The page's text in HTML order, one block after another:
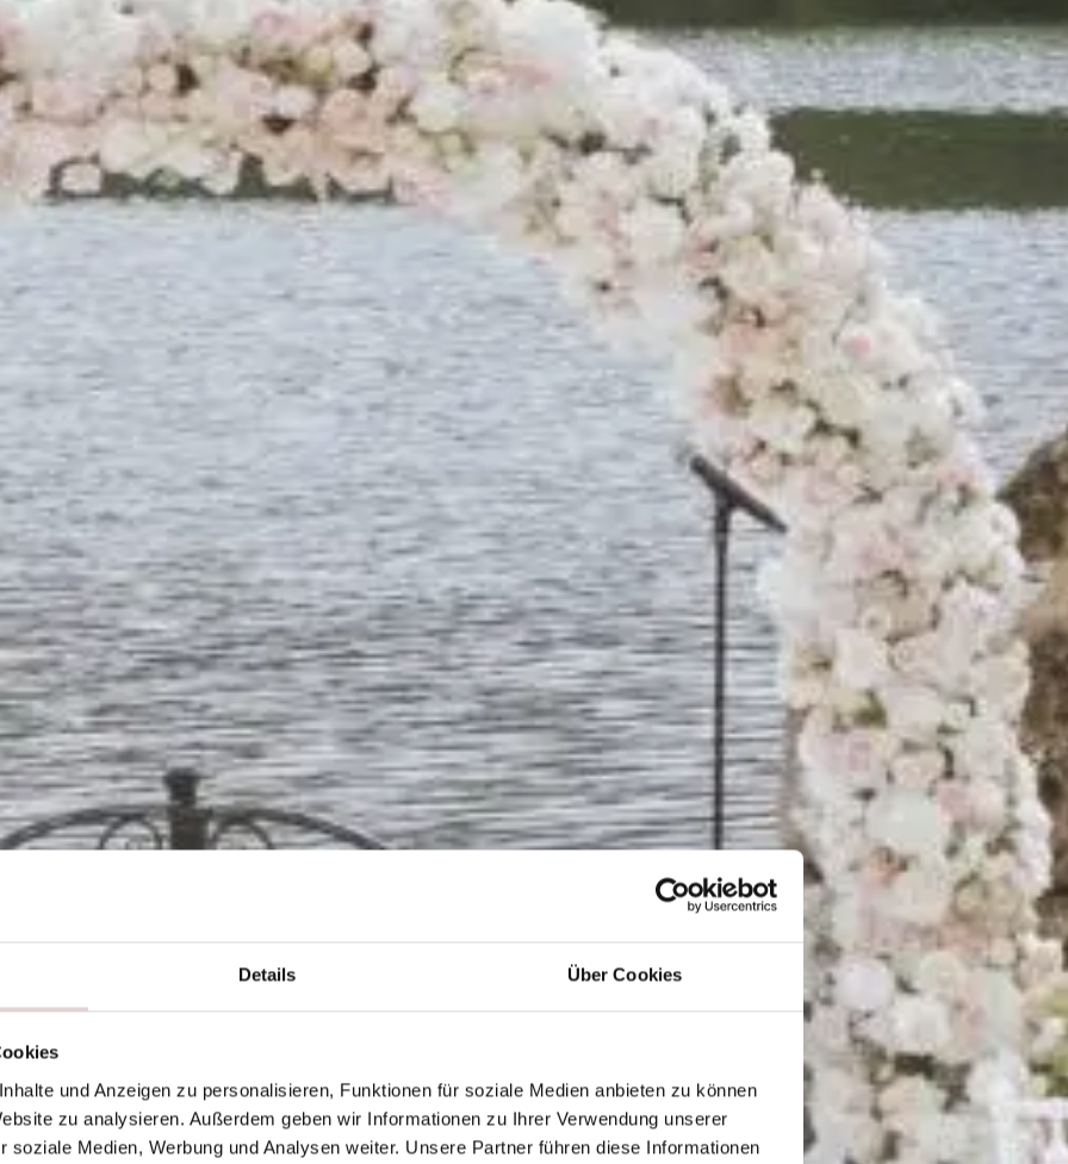
Details Über Cookies
und Anzeigen zu personalisieren, Funktionen für soziale Medien anbieten zu können
zu analysieren. Außerdem geben wir Informationen zu Ihrer Verwendung unserer
soziale Medien, Werbung und Analysen weiter. Unsere Partner führen diese Informationen